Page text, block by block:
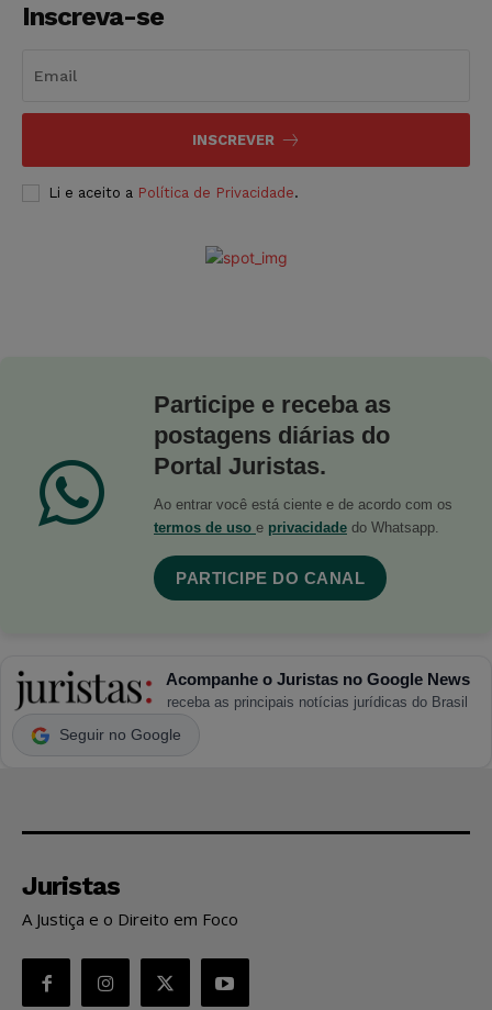
Inscreva-se
INSCREVER
Li e aceito a Política de Privacidade.
Participe e receba as
postagens diárias do
Portal Juristas.
Ao entrar você está ciente e de acordo com os
termos de uso e privacidade do Whatsapp.
PARTICIPE DO CANAL
Acompanhe o Juristas no Google News
receba as principais notícias jurídicas do Brasil
Seguir no Google
Juristas
A Justiça e o Direito em Foco